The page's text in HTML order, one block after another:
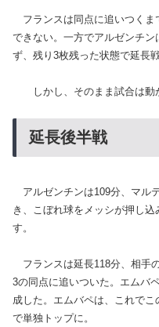
フランスは同点に追いつくま
できない。一方でアルゼンチ
ず、残り3枚残った状態で延長
しかし、そのまま試合は動
延長後半戦
アルゼンチンは109分、マル
き、こぼれ球をメッシが押し
す。
フランスは延長118分、相手
3の同点に追いついた。エムバ
成した。エムバペは、これで
で単独トップに。